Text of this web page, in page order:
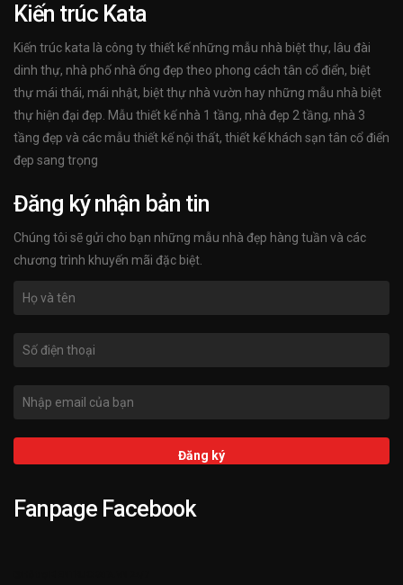
Kiến trúc Kata
Kiến trúc kata là công ty thiết kế những mẫu nhà biệt thự, lâu đài
dinh thự, nhà phố nhà ống đẹp theo phong cách tân cổ điển, biệt
thự mái thái, mái nhật, biệt thự nhà vườn hay những mẫu nhà biệt
thự hiện đại đẹp. Mẫu thiết kế nhà 1 tầng, nhà đẹp 2 tầng, nhà 3
tầng đẹp và các mẫu thiết kế nội thất, thiết kế khách sạn tân cổ điển
đẹp sang trọng
Đăng ký nhận bản tin
Chúng tôi sẽ gửi cho bạn những mẫu nhà đẹp hàng tuần và các
chương trình khuyến mãi đặc biệt.
Fanpage Facebook